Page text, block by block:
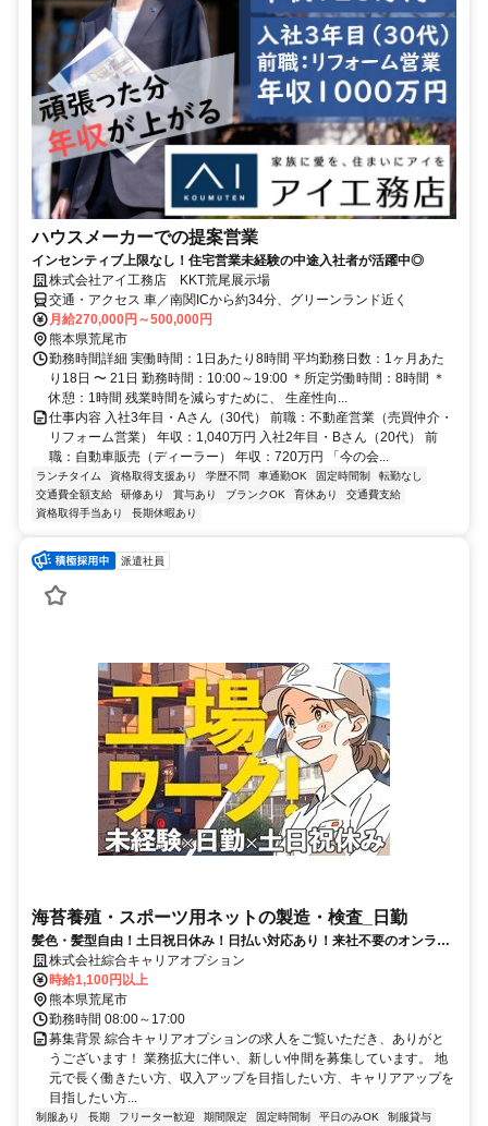
ハウスメーカーでの提案営業
インセンティブ上限なし！住宅営業未経験の中途入社者が活躍中◎
株式会社アイ工務店 KKT荒尾展示場
交通・アクセス 車／南関ICから約34分、グリーンランド近く
月給270,000円～500,000円
熊本県荒尾市
勤務時間詳細 実働時間：1日あたり8時間 平均勤務日数：1ヶ月あた
り18日 〜 21日 勤務時間：10:00～19:00 ＊所定労働時間：8時間 ＊
休憩：1時間 残業時間を減らすために、 生産性向...
仕事内容 入社3年目・Aさん（30代） 前職：不動産営業（売買仲介・
リフォーム営業） 年収：1,040万円 入社2年目・Bさん（20代） 前
職：自動車販売（ディーラー） 年収：720万円 「今の会...
ランチタイム 資格取得支援あり 学歴不問 車通勤OK 固定時間制
転勤なし
交通費全額支給
研修あり 賞与あり ブランクOK 育休あり
交通費支給
資格取得手当あり
長期休暇あり
派遣社員
海苔養殖・スポーツ用ネットの製造・検査_日勤
髪色・髪型自由！土日祝日休み！日払い対応あり！来社不要のオンライ
ン登録で土日祝休の日勤中心勤務
株式会社綜合キャリアオプション
時給1,100円以上
熊本県荒尾市
勤務時間 08:00～17:00
募集背景 綜合キャリアオプションの求人をご覧いただき、ありがと
うございます！ 業務拡大に伴い、新しい仲間を募集しています。 地
元で長く働きたい方、収入アップを目指したい方、キャリアアップを
目指したい方...
制服あり 長期 フリーター歓迎 期間限定 固定時間制 平日のみOK
制服貸与